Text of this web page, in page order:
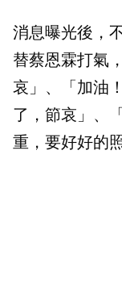
消息曝光後，
替蔡恩霖打氣
哀」、「加油
了，節哀」、
重，要好好的